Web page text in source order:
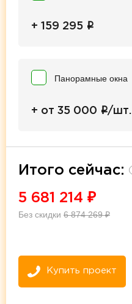
+ 159 295 i
Панорамные окна
+ от 35 000 i/шт.
Итого сейчас:
5 681 214 ₽
Без скидки 6 874 269₽
Купить проект